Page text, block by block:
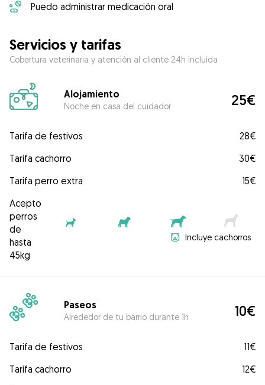
Puedo administrar medicación oral
Servicios y tarifas
Cobertura veterinaria y atención al cliente 24h incluida
Alojamiento
Noche en casa del cuidador 25€
Tarifa de festivos
28€
Tarifa cachorro
30€
Tarifa perro extra
15€
Acepto
perros
de
hasta
45kg
Incluye cachorros
Paseos
Alrededor de tu barrio durante 1h 10€
Tarifa de festivos
11€
Tarifa cachorro
12€